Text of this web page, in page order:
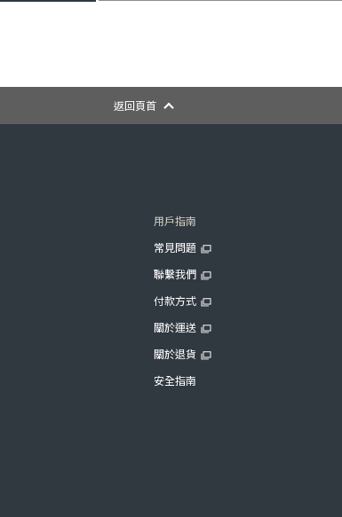
返回頁首
用戶指南
常見問題
聯繫我們
付款方式
關於運送
關於退貨
安全指南